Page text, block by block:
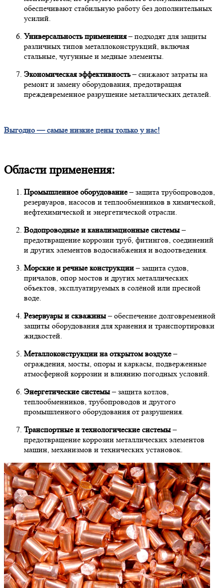
обеспечивают стабильную работу без дополнительных
усилий.
Универсальность применения– подходят для защиты
различных типов металлоконструкций, включая
стальные, чугунные и медные элементы.
Экономическая эффективность– снижают затраты на
ремонт и замену оборудования, предотвращая
преждевременное разрушение металлических деталей.
Выгодно — самые низкие цены только у нас!
Области применения:
Промышленное оборудование– защита трубопроводов,
резервуаров, насосов и теплообменников в химической,
нефтехимической и энергетической отрасли.
Водопроводные и канализационные системы–
предотвращение коррозии труб, фитингов, соединений
и других элементов водоснабжения и водоотведения.
Морские и речные конструкции– защита судов,
причалов, опор мостов и других металлических
объектов, эксплуатируемых в солёной или пресной
воде.
Резервуары и скважины– обеспечение долговременной
защиты оборудования для хранения и транспортировки
жидкостей.
Металлоконструкции на открытом воздухе–
ограждения, мосты, опоры и каркасы, подверженные
атмосферной коррозии и влиянию погодных условий.
Энергетические системы– защита котлов,
теплообменников, трубопроводов и другого
промышленного оборудования от разрушения.
Транспортные и технологические системы–
предотвращение коррозии металлических элементов
машин, механизмов и технических установок.